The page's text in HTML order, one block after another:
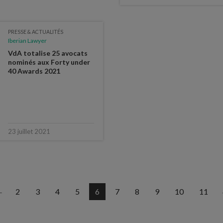
PRESSE & ACTUALITÉS
Iberian Lawyer
VdA totalise 25 avocats
nominés aux Forty under
40 Awards 2021
23 juillet 2021
2 3 4 5 6 7 8 9 10 11